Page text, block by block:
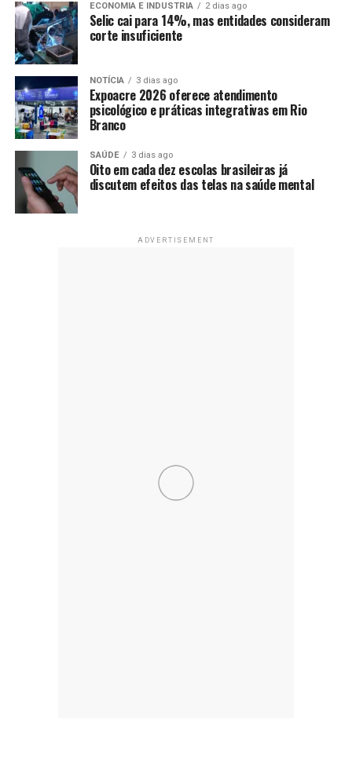
ECONOMIA E INDUSTRIA 2 dias ago
Selic cai para 14%, mas entidades consideram
corte insuficiente
NOTÍCIA 3 dias ago
Expoacre 2026 oferece atendimento
psicológico e práticas integrativas em Rio
Branco
SAÚDE 3 dias ago
Oito em cada dez escolas brasileiras já
discutem efeitos das telas na saúde mental
ADVERTISEMENT